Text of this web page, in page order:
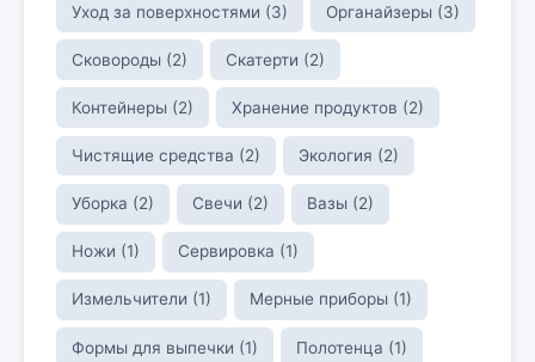
Уход за поверхностями (3) Органайзеры (3)
Сковороды (2) Скатерти (2)
Контейнеры (2) Хранение продуктов (2)
Чистящие средства (2) Экология (2)
Уборка (2) Свечи (2) Вазы (2)
Ножи (1) Сервировка (1)
Измельчители (1) Мерные приборы (1)
Формы для выпечки (1) Полотенца (1)